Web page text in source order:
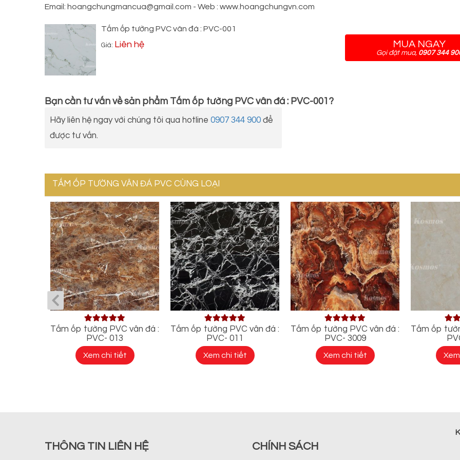
Email: hoangchungmancua@gmail.com - Web : www.hoangchungvn.com
Tấm ốp tường PVC vân đá : PVC-001
Giá: Liên hệ MUA NGAY
Gọi đặt mua, 0907 344
Bạn cần tư vấn về sản phẩm Tấm ốp tường PVC vân đá : PVC-001 ?
Hãy liên hệ ngay với chúng tôi qua hotline 0907 344 900 để
được tư vấn.
TẤM ỐP TƯỜNG VÂN ĐÁ PVC CÙNG LOẠI
Tấm ốp tường PVC vân đá :
PVC- 013
Xem chi tiết
Tấm ốp tường PVC vân đá :
PVC- 011
Xem chi tiết
Tấm ốp tường PVC vân đá :
PVC- 3009
Xem chi tiết
Tấm ốp
THÔNG TIN LIÊN HỆ CHÍNH SÁCH